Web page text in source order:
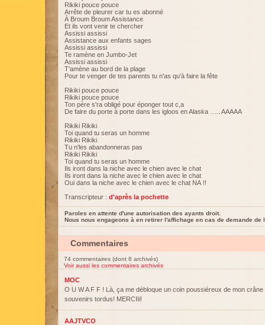
Rikiki pouce pouce
Arrête de pleurer car tu es abonné
À Broum Broum Assistance
Et ils vont venir te chercher
Assissi assissi
Assistance aux enfants sages
Assissi assissi
Te ramène en Jumbo-Jet
Assissi assissi
T'amène au bord de la plage
Pour te venger de tes parents tu n'as qu'à faire la fête
Rikiki pouce pouce
Rikiki pouce pouce
Ton père s'ra obligé pour éponger tout c,a
De faire du porte à porte dans les igloos en Alaska ….. AAAAA
Rikiki Rikiki
Toi quand tu seras un homme
Rikiki Rikiki
Tu n'les abandonneras pas
Rikiki Rikiki
Toi quand tu seras un homme
Ils iront dans la niche avec le chien avec le chat
Ils iront dans la niche avec le chien avec le chat
Oui dans la niche avec le chien avec le chat NA !!
Transcripteur : d'après la pochette
Paroles en attente d'une autorisation des ayants droit.
Nous nous engageons à en retirer l'affichage en cas de demande de
Commentaires
74 commentaires (dont 8 archivés)
Voir aussi les commentaires archivés
MOC
O U W A F F ! Là, ça me débloque un coin poussiéreux de mon
souvenirs tordus! MERCIIi!
AAJTVCO